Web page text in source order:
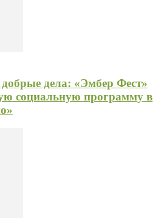
дела: «Эмбер Фест»
социальную программу в